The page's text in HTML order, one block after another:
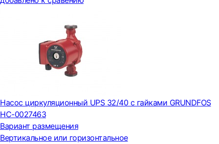
Насос циркуляционный UPS 32/40 с гайками GRUNDFOS
НС-0027463
Вариант размещения
Вертикальное или горизонтальное